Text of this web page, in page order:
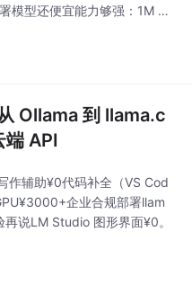
型还便宜能力够强：1M 上
（2500 并发），Pro 适合
Ollama 到 llama.c
API
作辅助¥0代码补全（VS Cod
企业合规部署llam
说LM Studio 图形界面¥0。